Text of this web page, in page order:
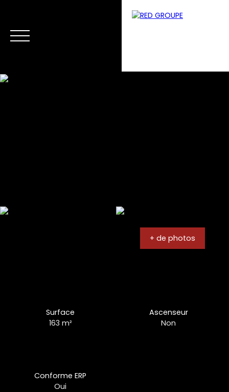
+ de photos
Surface
163 m²
Ascenseur
Non
Conforme ERP
Oui